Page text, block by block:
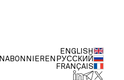
ABONNIEREN
ENGLISH
РУССКИЙ
FRANÇAIS